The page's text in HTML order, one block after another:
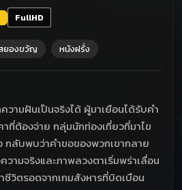
FullHD
ยองขวัญ หนังฝรั่ง
วามฝันเป็นจริงได้ ผู้มาเยือนได้รับคำ
าที่ต้องจ่าย กลุ่มนักท่องเที่ยวที่มาไข
กลับพบว่าคำขอของพวกเขากลาย
ามจริงและภาพลวงตาเริ่มพร่าเลื่อน
ชีวิตรอดจากเกมสังหารที่บิดเบือน